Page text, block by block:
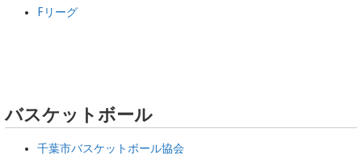
Fリーグ
バスケットボール
千葉市バスケットボール協会